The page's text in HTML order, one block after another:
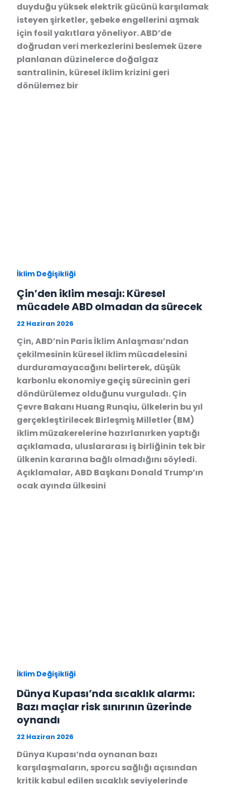
duyduğu yüksek elektrik gücünü karşılamak
isteyen şirketler, şebeke engellerini aşmak
için fosil yakıtlara yöneliyor. ABD’de
doğrudan veri merkezlerini beslemek üzere
planlanan düzinelerce doğalgaz
santralinin, küresel iklim krizini geri
dönülemez bir
İklim Değişikliği
Çin’den iklim mesajı: Küresel
mücadele ABD olmadan da sürecek
22 Haziran 2026
Çin, ABD’nin Paris İklim Anlaşması’ndan
çekilmesinin küresel iklim mücadelesini
durduramayacağını belirterek, düşük
karbonlu ekonomiye geçiş sürecinin geri
döndürülemez olduğunu vurguladı. Çin
Çevre Bakanı Huang Runqiu, ülkelerin bu yıl
gerçekleştirilecek Birleşmiş Milletler (BM)
iklim müzakerelerine hazırlanırken yaptığı
açıklamada, uluslararası iş birliğinin tek bir
ülkenin kararına bağlı olmadığını söyledi.
Açıklamalar, ABD Başkanı Donald Trump’ın
ocak ayında ülkesini
İklim Değişikliği
Dünya Kupası’nda sıcaklık alarmı:
Bazı maçlar risk sınırının üzerinde
oynandı
22 Haziran 2026
Dünya Kupası’nda oynanan bazı
karşılaşmaların, sporcu sağlığı açısından
kritik kabul edilen sıcaklık seviyelerinde